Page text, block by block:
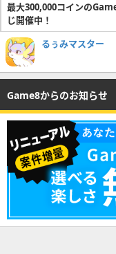
最大300,000コインの
じ開催中！
るぅみマスター
Game8からのお知らせ